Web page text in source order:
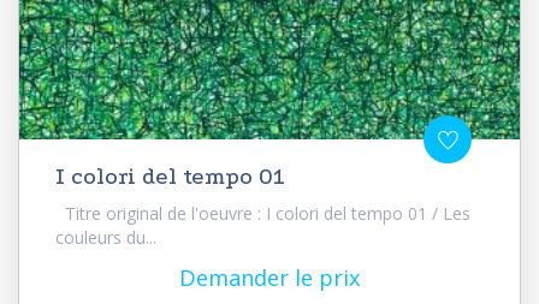
I colori del tempo 01
Titre original de l'oeuvre : I colori del tempo 01 / Les
couleurs du...
Demander le prix